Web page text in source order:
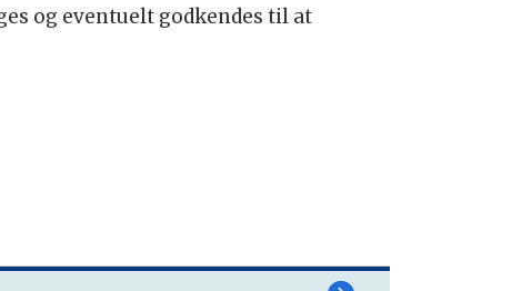
og eventuelt godkendes til at